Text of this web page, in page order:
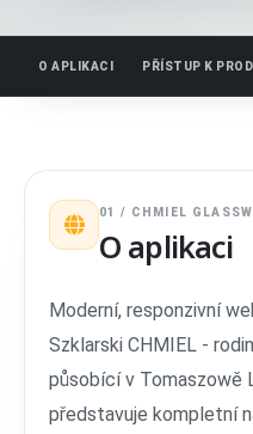
O APLIKACI PŘÍSTUP K
01 / CHMIEL
O aplikaci
Moderní, responzivní
Szklarski CHMIEL -
působící v Tomaszowě
představuje kompletní